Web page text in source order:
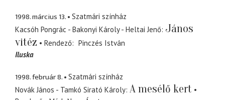
1998. március 13.
Szatmári színház
Kacsóh Pongrác - Bakonyi Károly - Heltai Jenő János
vitéz
Rendező
Pinczés István
Iluska
1998. február 8.
Szatmári színház
Novák János - Tamkó Sirató Károly A mesélő kert